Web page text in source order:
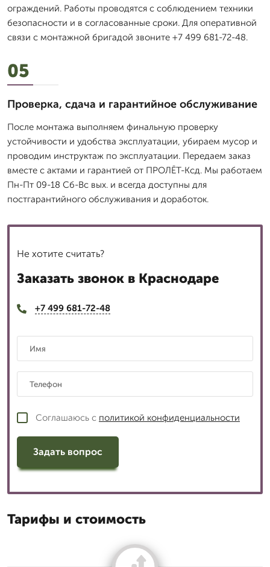
ограждений. Работы проводятся с соблюдением техники
безопасности и в согласованные сроки. Для оперативной
связи с монтажной бригадой звоните +7 499 681-72-48.
05
Проверка, сдача и гарантийное обслуживание
После монтажа выполняем финальную проверку
устойчивости и удобства эксплуатации, убираем мусор и
проводим инструктаж по эксплуатации. Передаем заказ
вместе с актами и гарантией от ПРОЛЁТ-Ксд. Мы работаем
Пн-Пт 09-18 Сб-Вс вых. и всегда доступны для
постгарантийного обслуживания и доработок.
Не хотите считать?
Заказать звонок в Краснодаре
+7 499 681-72-48
Соглашаюсь с политикой конфиденциальности
Задать вопрос
Тарифы и стоимость